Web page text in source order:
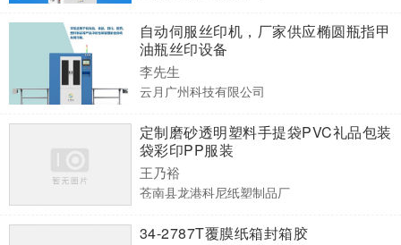
自动伺服丝印机，厂家供应椭圆瓶指甲
油瓶丝印设备
李先生
云月广州科技有限公司
定制磨砂透明塑料手提袋PVC礼品包装
袋彩印PP服装
王乃裕
苍南县龙港科尼纸塑制品厂
34-2787T覆膜纸箱封箱胶